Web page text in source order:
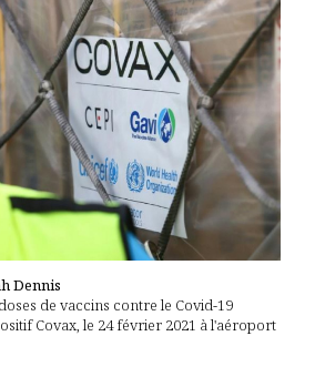
Dennis
de vaccins contre le Covid-19
Covax, le 24 février 2021 à l'aéroport